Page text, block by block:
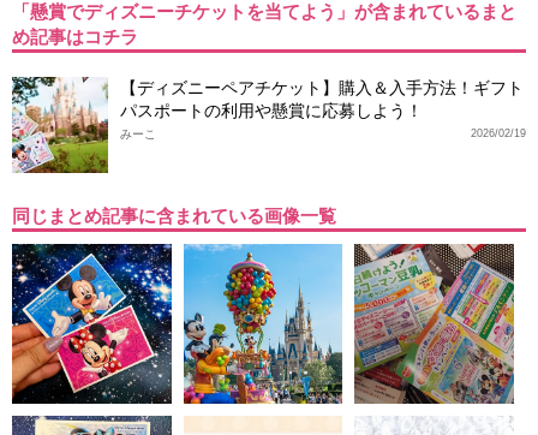
「懸賞でディズニーチケットを当てよう」が含まれているまと
め記事はコチラ
【ディズニーペアチケット】購入＆入手方法！ギフト
パスポートの利用や懸賞に応募しよう！
2026/02/19
みーこ
同じまとめ記事に含まれている画像一覧